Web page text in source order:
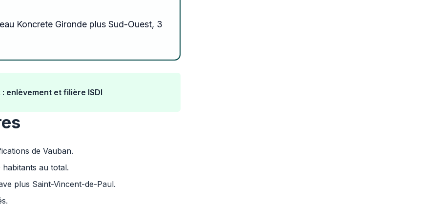
Koncrete Gironde plus Sud-Ouest, 3
enlèvement et filière ISDI
de Vauban.
au total.
plus Saint-Vincent-de-Paul.